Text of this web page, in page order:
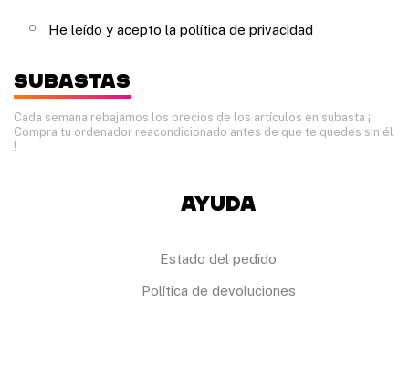
He leído y acepto la política de privacidad
Subastas
Cada semana rebajamos los precios de los artículos en subasta ¡
Compra tu ordenador reacondicionado antes de que te quedes sin él
!
Ayuda
Estado del pedido
Política de devoluciones